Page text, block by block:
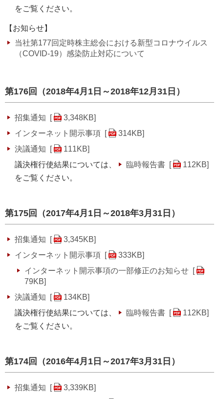
をご覧ください。
【お知らせ】
当社第177回定時株主総会における新型コロナウイルス
（COVID-19）感染防止対応について
第176回（2018年4月1日～2018年12月31日）
招集通知 [ 3,348KB]
インターネット開示事項 [
314KB]
決議通知 [
111KB]
議決権行使結果については、
臨時報告書 [ 112KB]
をご覧ください。
第175回（2017年4月1日～2018年3月31日）
招集通知 [ 3,345KB]
インターネット開示事項 [
333KB]
インターネット開示事項の一部修正のお知らせ [
79KB]
決議通知 [
134KB]
議決権行使結果については、
臨時報告書 [ 112KB]
をご覧ください。
第174回（2016年4月1日～2017年3月31日）
招集通知 [ 3,339KB]